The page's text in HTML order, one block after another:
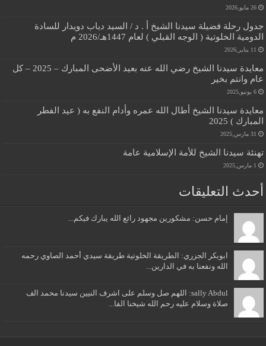
26 مايو,2026
جدول رحلة فضيلة سيدنا الشيخ أ . د / السيد دياب دويدار للسادة
الدومية الخلوتية ( الوجه القبلي ) لعام 1447هـ/2026 م
11 يناير,2026
معايدة سيدنا الشيخ رضي الله عنه بعيد الأضحى المبارك – 2025 – كل
عام وانتم بخير
6 يونيو,2025
معايدة سيدنا الشيخ أطال الله عمره وأدام النفع به ( عيد الفطر
المبارك ) 2025
31 مارس,2025
تهنئة سيدنا الشيخ للأمة الإسلامية عامة
1 مارس,2025
أحدث التعليقات
إمام حسن: مشكورين مجهود رائع الله يبارك فيكم...
ابوبكر الجزري: الطريقة الخلوتية طريقة سيدي أحمد الصاوي رحمه
الله ونفعنا به في الدارين...
sally Abdul: اللهم صل وسلم على اشرف النيين سيدنا محمد الف
صلاة وسلام عليه رحم الله شيخنا الفا...